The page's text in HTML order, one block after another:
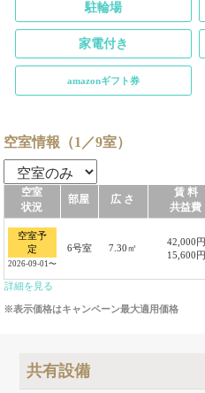
駐輪場
家電付き
amazonギフト券
空室情報（1／9室）
空室
状況
部屋 広 さ
賃 料
共益費
空室予
定
2026-09-01〜
6号室 7.30㎡
42,000円
15,600円
詳細を見る
※表示価格はキャンペーン最大適用価格
共有設備